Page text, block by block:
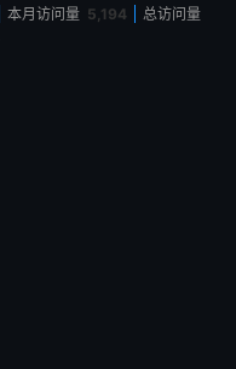
本月访问量 5,194
总访问量